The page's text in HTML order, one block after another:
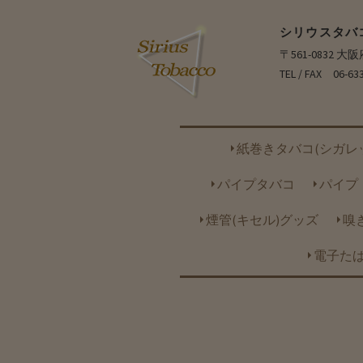
シリウスタバ
〒561-0832 大
TEL / FAX 06-
紙巻きタバコ(シガレ
パイプタバコ パイプ
煙管(キセル)グッズ 嗅
電子た